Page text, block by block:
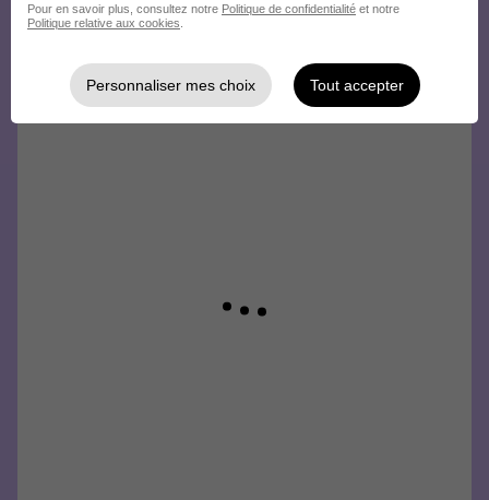
Pour en savoir plus, consultez notre Politique de confidentialité et notre
Politique relative aux cookies
Personnaliser mes choix Tout accepter